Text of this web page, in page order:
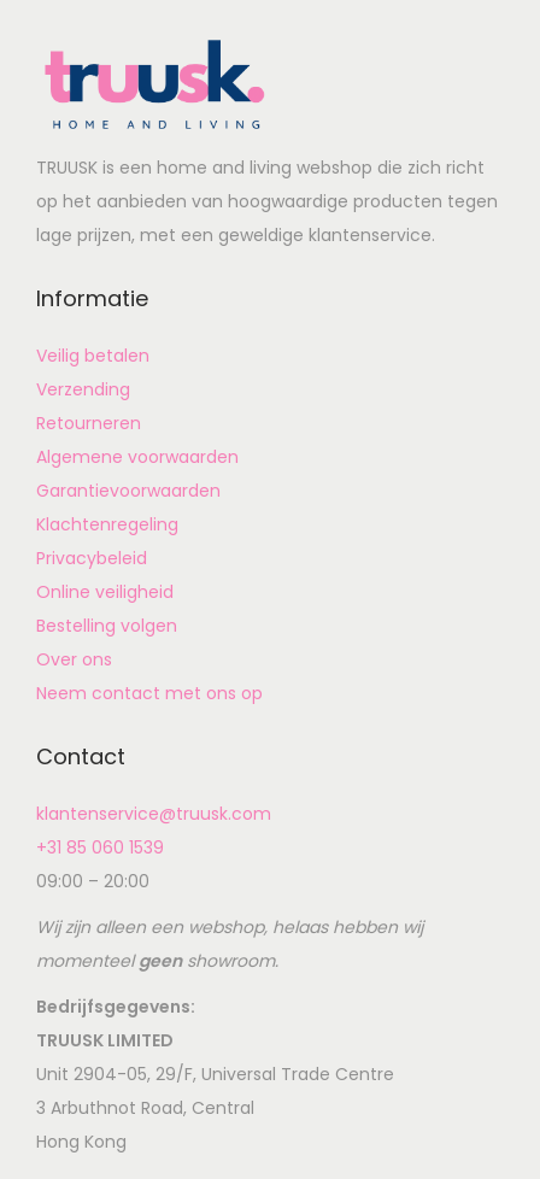
TRUUSK is een home and living webshop die zich richt
op het aanbieden van hoogwaardige producten tegen
lage prijzen, met een geweldige klantenservice.
Informatie
Veilig betalen
Verzending
Retourneren
Algemene voorwaarden
Garantievoorwaarden
Klachtenregeling
Privacybeleid
Online veiligheid
Bestelling volgen
Over ons
Neem contact met ons op
Contact
klantenservice@truusk.com
+31 85 060 1539
09:00 – 20:00
Wij zijn alleen een webshop, helaas hebben wij
momenteelgeenshowroom.
Bedrijfsgegevens:
TRUUSK LIMITED
Unit 2904-05, 29/F, Universal Trade Centre
3 Arbuthnot Road, Central
Hong Kong